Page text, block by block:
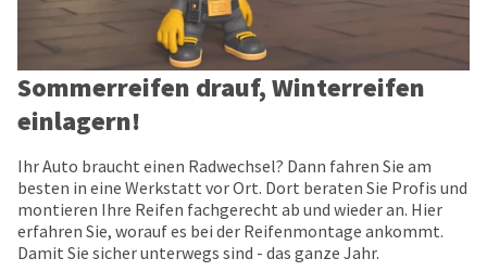
Sommerreifen drauf, Winterreifen
einlagern!
Ihr Auto braucht einen Radwechsel? Dann fahren Sie am
besten in eine Werkstatt vor Ort. Dort beraten Sie Profis und
montieren Ihre Reifen fachgerecht ab und wieder an. Hier
erfahren Sie, worauf es bei der Reifenmontage ankommt.
Damit Sie sicher unterwegs sind - das ganze Jahr.